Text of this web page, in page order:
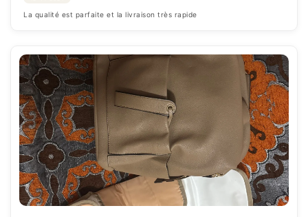
La qualité est parfaite et la livraison très rapide